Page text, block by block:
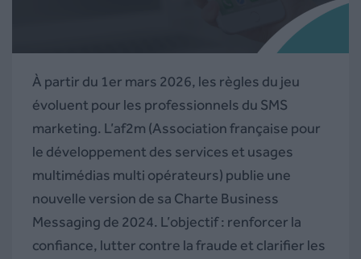
À partir du 1er mars 2026, les règles du jeu
évoluent pour les professionnels du SMS
marketing. L’af2m (Association française pour
le développement des services et usages
multimédias multi opérateurs) publie une
nouvelle version de sa Charte Business
Messaging de 2024. L’objectif : renforcer la
confiance, lutter contre la fraude et clarifier les